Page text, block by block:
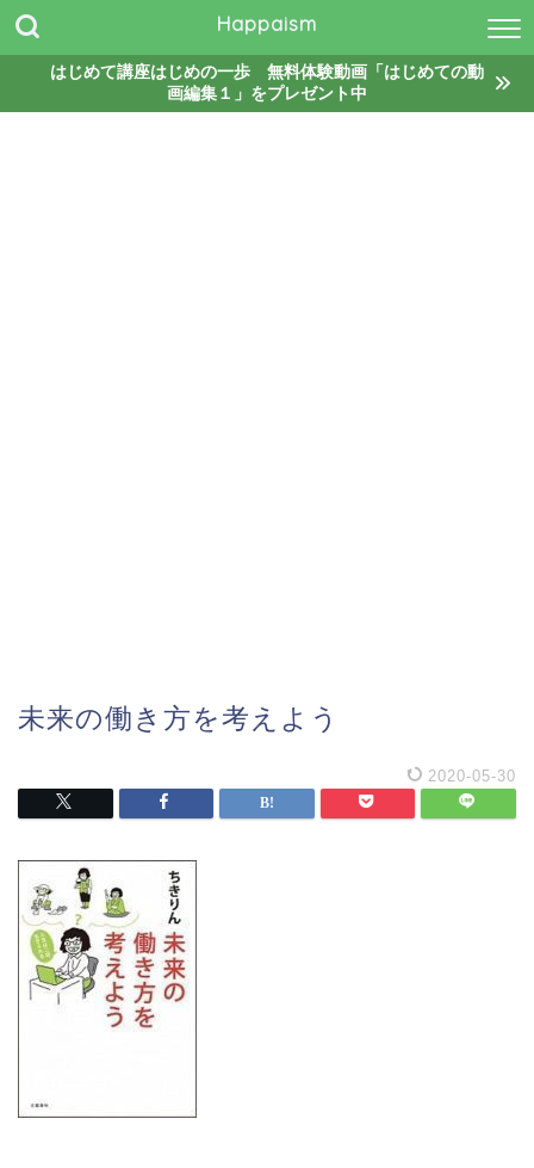
Happaism
はじめて講座はじめの一歩 無料体験動画「はじめての動
画編集１」をプレゼント中
未来の働き方を考えよう
2020-05-30